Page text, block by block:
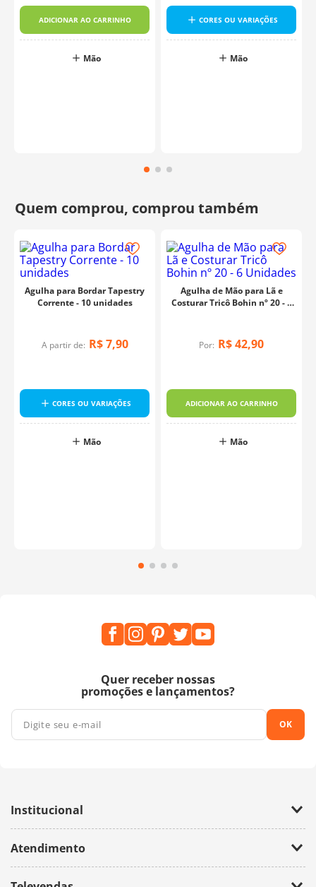
ADICIONAR AO CARRINHO
Mão
CORES OU VARIAÇÕES
Mão
Agulha para Bordar Tapestry
Corrente - 10 unidades
A partir de: R$ 7,90
CORES OU VARIAÇÕES
Mão
Agulha de Mão para Lã e
Costurar Tricô Bohin nº 20 - 6
Por: R$42,90
ADICIONAR AO CARRINHO
Mão
Quer receber nossas
promoções e lançamentos?
OK
Institucional
Trabalhe Conosco
Política de Privacidade
Atendimento